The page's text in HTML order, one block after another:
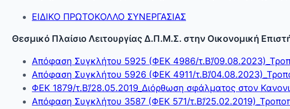
ΕΙΔΙΚΟ ΠΡΩΤΟΚΟΛΛΟ ΣΥΝΕΡΓΑΣΙΑΣ
Θεσμικό Πλαίσιο Λειτουργίας Δ.Π.Μ.Σ. στην Οικονομική
Απόφαση Συγκλήτου 5925 (ΦΕΚ 4986/τ.Β’/
Απόφαση Συγκλήτου 5926 (ΦΕΚ 4911/τ.Β’/
ΦΕΚ 1879/τ.Β’/28.05.2019_Διόρθωση σφάλματος στον
Απόφαση Συγκλήτου 3587 (ΦΕΚ 571/τ.Β’/